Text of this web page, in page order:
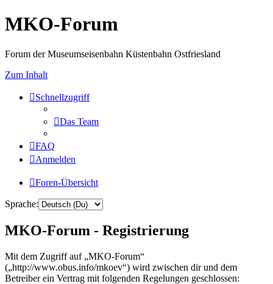
MKO-Forum
Forum der Museumseisenbahn Küstenbahn Ostfriesland
Zum Inhalt
Schnellzugriff
Das Team
FAQ
Anmelden
Foren-Übersicht
Sprache:
MKO-Forum - Registrierung
Mit dem Zugriff auf „MKO-Forum“
(„http://www.obus.info/mkoev“) wird zwischen dir und dem
Betreiber ein Vertrag mit folgenden Regelungen geschlossen: